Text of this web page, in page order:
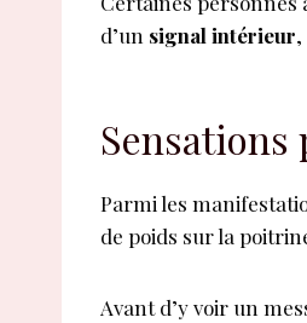
d’un signal intérieur
Parmi les
de poids sur la
Avant d’y voir un